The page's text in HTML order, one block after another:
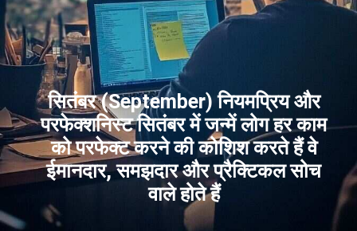
सितंबर (September) नियमप्रिय और
परफेक्शनिस्ट सितंबर में जन्में लोग हर काम
को परफेक्ट करने की कोशिश करते हैं वे
ईमानदार, समझदार और प्रैक्टिकल सोच
वाले होते हैं